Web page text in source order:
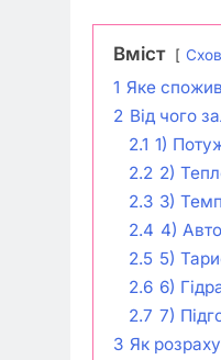
Вміст
1 Яке
2 Від чого
2.1 1)
2.2 2)
2.3 3)
2.4 4)
2.5 5)
2.6 6)
2.7 7)
3 Як